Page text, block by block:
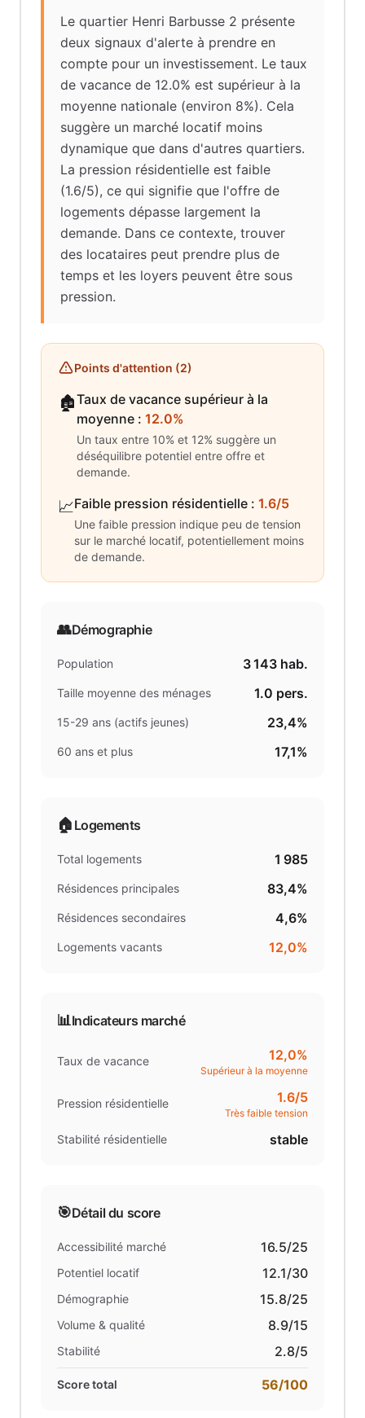
Le quartier Henri Barbusse 2 présente
deux signaux d'alerte à prendre en
compte pour un investissement. Le taux
de vacance de 12.0% est supérieur à la
moyenne nationale (environ 8%). Cela
suggère un marché locatif moins
dynamique que dans d'autres quartiers.
La pression résidentielle est faible
(1.6/5), ce qui signifie que l'offre de
logements dépasse largement la
demande. Dans ce contexte, trouver
des locataires peut prendre plus de
temps et les loyers peuvent être sous
pression.
Points d'attention (2)
🏚️Taux de vacance supérieur à la
moyenne : 12.0%
Un taux entre 10% et 12% suggère un
déséquilibre potentiel entre offre et
demande.
📈Faible pression résidentielle : 1.6/5
Une faible pression indique peu de tension
sur le marché locatif, potentiellement moins
de demande.
👥Démographie
Population 3 143 hab.
Taille moyenne des ménages 1.0 pers.
15-29 ans (actifs jeunes) 23,4%
60 ans et plus 17,1%
🏠 Logements
Total logements 1 985
Résidences principales 83,4%
Résidences secondaires 4,6%
Logements vacants 12,0%
📊Indicateurs marché
Taux de vacance 12,0%
Supérieur à la moyenne
Pression résidentielle 1.6/5
Très faible tension
Stabilité résidentielle stable
🎯Détail du score
Accessibilité marché 16.5/25
Potentiel locatif 12.1/30
Démographie 15.8/25
Volume & qualité 8.9/15
Stabilité 2.8/5
Score total 56/100